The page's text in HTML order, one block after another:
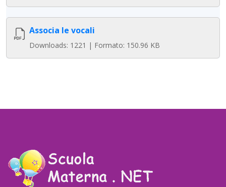
Associa le vocali
Downloads: 1221 | Formato: 150.96 KB